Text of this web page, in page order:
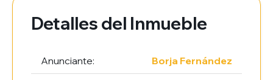
Detalles del Inmueble
Anunciante: Borja Fernández